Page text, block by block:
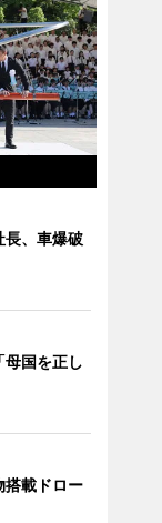
長、車爆破
母国を正し
搭載ドロー